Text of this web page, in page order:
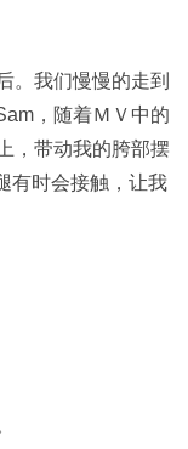
。我们慢慢的走到
，随着ＭＶ中的
，带动我的胯部摆
有时会接触，让我